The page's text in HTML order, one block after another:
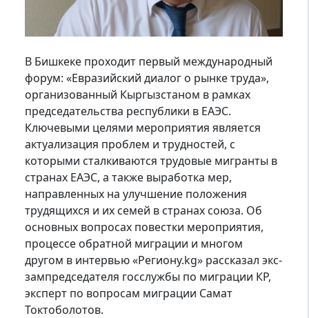
В Бишкеке проходит первый международный
форум: «Евразийский диалог о рынке труда»,
организованный Кыргызстаном в рамках
председательства республики в ЕАЭС.
Ключевыми целями мероприятия является
актуализация проблем и трудностей, с
которыми сталкиваются трудовые мигранты в
странах ЕАЭС, а также выработка мер,
направленных на улучшение положения
трудящихся и их семей в странах союза. Об
основных вопросах повестки мероприятия,
процессе обратной миграции и многом
другом в интервью «Региону.kg» рассказал экс-
зампредседателя госслужбы по миграции КР,
эксперт по вопросам миграции Самат
Токтоболотов.